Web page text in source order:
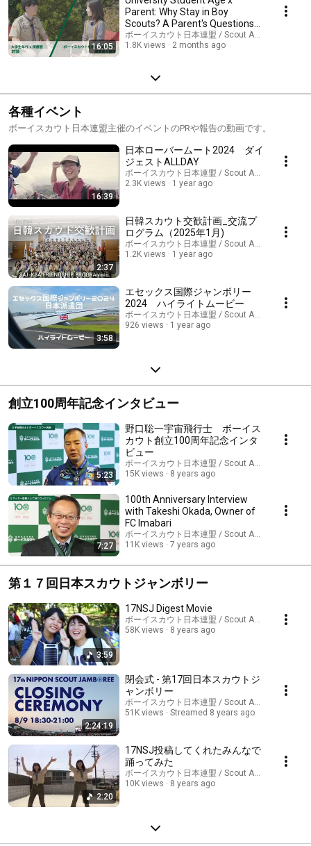
16:05
Parent: Why Stay in Boy
Scouts? A Parent's Questions
and a Student's Per...
ボーイスカウト日本連盟 / Scout Association of
1.8K views
2 months ago
各種イベント
ボーイスカウト日本連盟主催のイベントのPRや報告の動画です。
16:39
日本ローバームート2024 ダイ
ジェストALLDAY
ボーイスカウト日本連盟 / Scout Association of
2.3K views
1 year ago
2:37
日韓スカウト交歓計画_交流プ
ログラム（2025年1月)
ボーイスカウト日本連盟 / Scout Association of
1.2K views
1 year ago
3:58
エセックス国際ジャンボリー
2024 ハイライトムービー
ボーイスカウト日本連盟 / Scout Association of
926 views
1 year ago
創立100周年記念インタビュー
5:23
野口聡一宇宙飛行士 ボーイス
カウト創立100周年記念インタ
ビュー
ボーイスカウト日本連盟 / Scout Association of
15K views
8 years ago
7:27
100th Anniversary Interview
with Takeshi Okada, Owner of
FC Imabari
ボーイスカウト日本連盟 / Scout Association of
11K views
7 years ago
第１７回日本スカウトジャンボリー
3:59
17NSJ Digest Movie
ボーイスカウト日本連盟 / Scout Association of
58K views
8 years ago
2:24:19
閉会式 - 第17回日本スカウトジ
ャンボリー
ボーイスカウト日本連盟 / Scout Association of
51K views
Streamed 8 years ago
2:20
17NSJ投稿してくれたみんなで
踊ってみた
ボーイスカウト日本連盟 / Scout Association of
10K views
8 years ago